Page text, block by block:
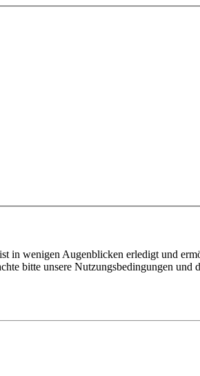
in wenigen Augenblicken erledigt und
bitte unsere Nutzungsbedingungen